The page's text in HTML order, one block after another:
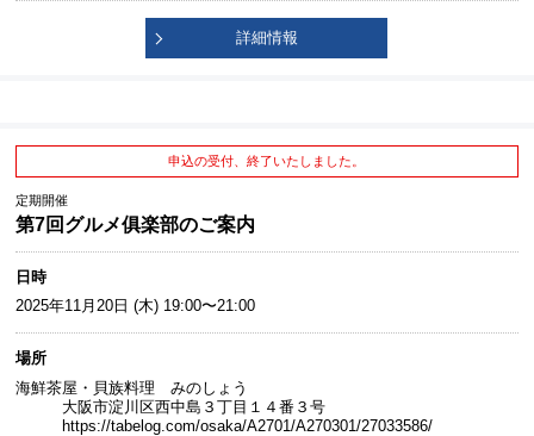
詳細情報
申込の受付、終了いたしました。
定期開催
第7回グルメ俱楽部のご案内
日時
2025年11月20日 (木) 19:00〜21:00
場所
海鮮茶屋・貝族料理 みのしょう
大阪市淀川区西中島３丁目１４番３号
https://tabelog.com/osaka/A2701/A270301/27033586/